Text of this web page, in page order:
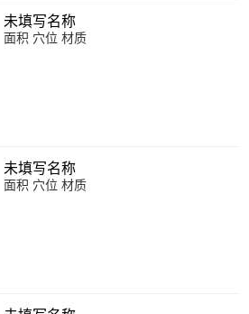
未填写名称
面积 穴位 材质
未填写名称
面积 穴位 材质